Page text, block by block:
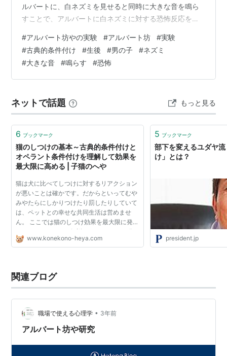
ルバートに、白ネズミを見せると同時に大きな音を鳴ら
すことで、アルバートに白ネズミに対する恐怖反応を学
らかにした画期的な実験でした。しかし、この実験は倫
理的に問題があるとも指摘されています。
#アルバート坊やの実験 #アルバート坊 #実験
#古典的条件付け #生後 #男の子 #ネズミ
#大きな音 #鳴らす #恐怖
ネットで話題 もっと見る
6 ブックマーク
猫のしつけの基本～古典的条件付けと
オペラント条件付けを理解して効果を
最大限に高める | 子猫のへや
猫は犬に比べてしつけに対するリアクション
が悪いことは確かです。だからといってむや
みやたらにしかりつけたり罰したりしていて
は、ペットとの幸せな共同生活は営めませ
ん。 ここでは猫のしつけ効果を最大限に発揮
させるためのコツを解説していきます。 猫
は、生まれてから2～7週齢の間に社会化期を
www.konekono-heya.com
5 ブックマーク
部下を変えるユダヤ
け」とは？
president.jp
関連ブログ
職場で使える心理学 • 3年前
アルバート坊や研究